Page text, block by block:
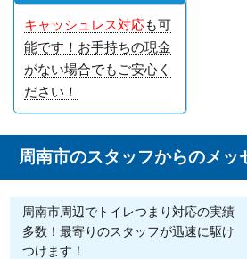
キャッシュレス対応も可
能です！お手持ちの現金
がない場合でもご安心く
ださい！
周南市のスタッフからのメッ
周南市周辺でトイレつまり対応の実績
多数！最寄りのスタッフが迅速に駆け
つけます！